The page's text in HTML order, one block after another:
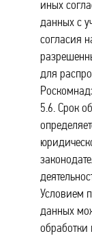
иных
данных с
согласия
для
5.6. Срок
Условием
данных
обработки